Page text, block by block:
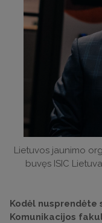
Lietuvos jaunimo
buvęs ISIC
Kodėl
Komunikacijos